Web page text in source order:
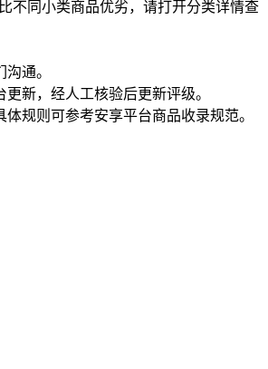
不同小类商品优劣，请打开分类详情查
通。
新，经人工核验后更新评级。
规则可参考安享平台商品收录规范。